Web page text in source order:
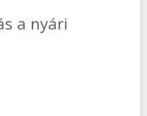
a nyári